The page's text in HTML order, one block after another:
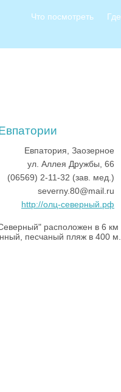
Что посмотреть
Евпатория, Заозерное
ул. Аллея Дружбы, 66
(06569) 2-11-32 (зав. мед.)
severny.80@mail.ru
http://олц-северный.рф
расположен в 6
песчаный пляж в 400 м.